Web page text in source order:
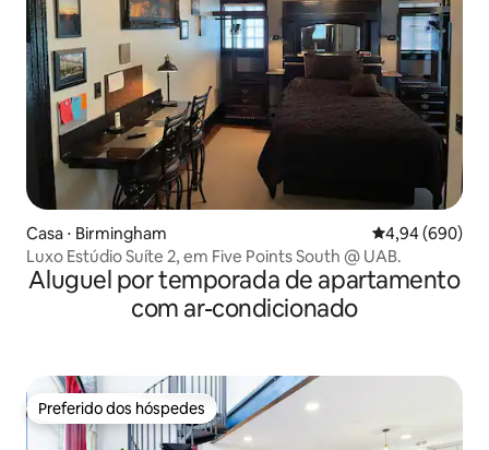
Casa ⋅ Birmingham 4,94 de uma
4,94 (690)
Luxo Estúdio Suíte 2, em Five Points South @ UAB.
Aluguel por temporada de apartamento
com ar-condicionado
Preferido dos hóspedes
Preferido dos hóspedes